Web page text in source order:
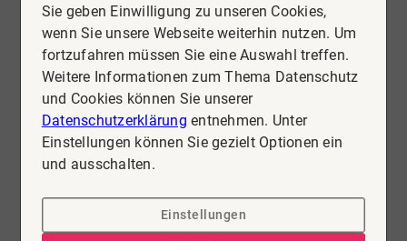
Sie geben Einwilligung zu unseren Cookies,
wenn Sie unsere Webseite weiterhin nutzen. Um
fortzufahren müssen Sie eine Auswahl treffen.
Weitere Informationen zum Thema Datenschutz
und Cookies können Sie unserer
Datenschutzerklärung entnehmen. Unter
Einstellungen können Sie gezielt Optionen ein
und ausschalten.
Einstellungen